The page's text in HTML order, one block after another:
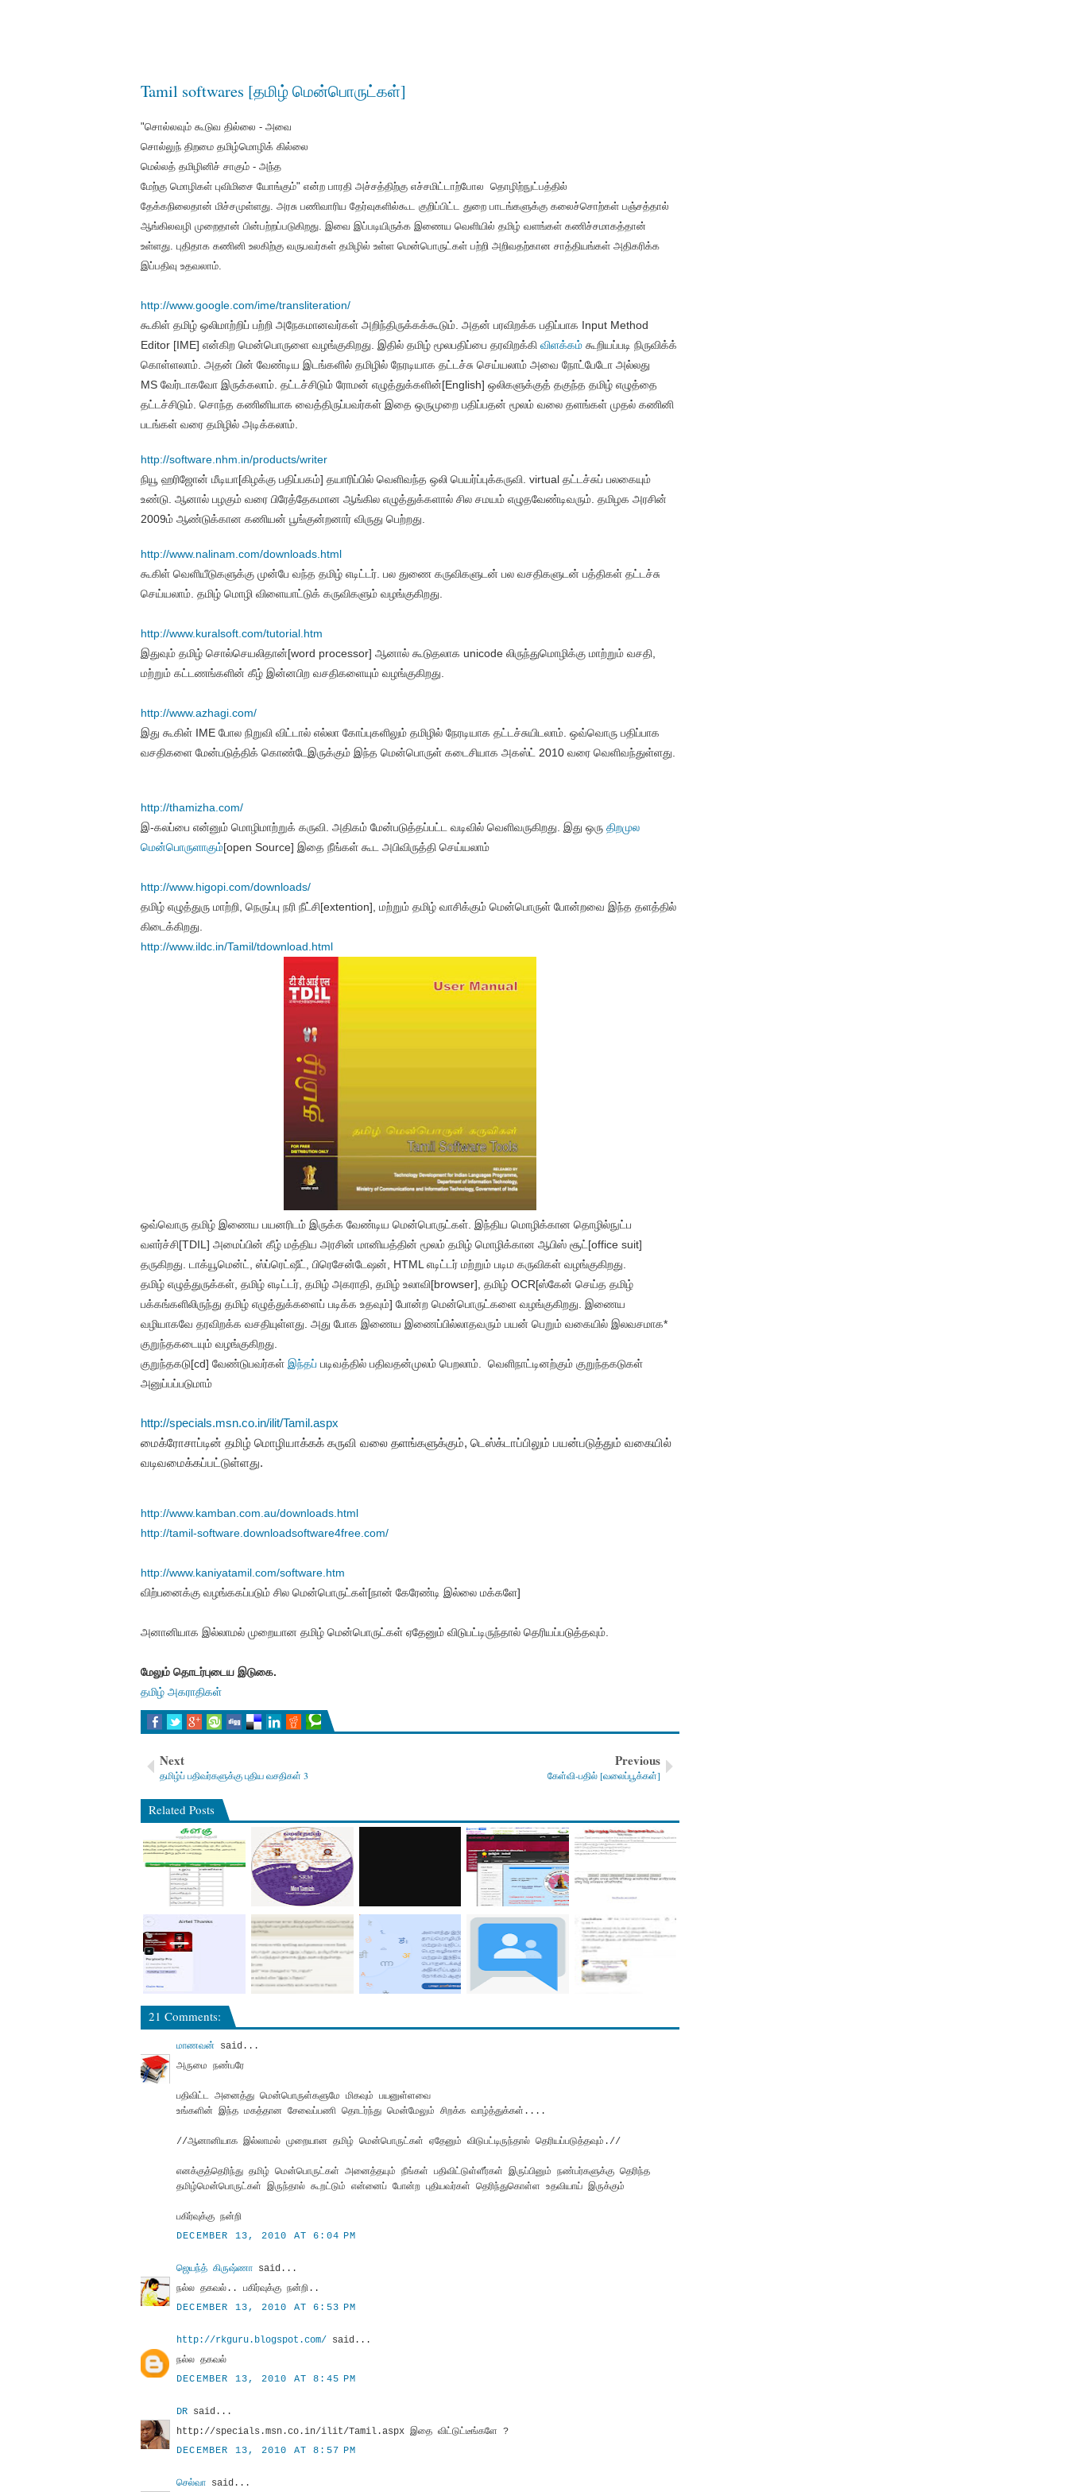
Tamil softwares [தமிழ் மென்பொருட்கள்]
"சொல்லவும் கூடுவ தில்லை - அவை
சொல்லுந் திறமை தமிழ்மொழிக் கில்லை
மெல்லத் தமிழினிச் சாகும் - அந்த
மேற்கு மொழிகள் புவிமிசை யோங்கும்" என்ற பாரதி அச்சத்திற்கு எச்சமிட்டாற்போல தொழிற்நுட்பத்தில்
தேக்கநிலைதான் மிச்சமுள்ளது. அரசு பணிவாரிய தேர்வுகளில்கூட குறிப்பிட்ட துறை பாடங்களுக்கு கலைச்சொற்கள் பஞ்சத்தால்
ஆங்கிலவழி முறைதான் பின்பற்றப்படுகிறது. இவை இப்படியிருக்க இணைய வெளியில் தமிழ் வளங்கள் கணிச்சமாகத்தான்
உள்ளது. புதிதாக கணினி உலகிற்கு வருபவர்கள் தமிழில் உள்ள மென்பொருட்கள் பற்றி அறிவதற்கான சாத்தியங்கள் அதிகரிக்க
இப்பதிவு உதவலாம்.
http://www.google.com/ime/transliteration/
கூகிள் தமிழ் ஒலிமாற்றிப் பற்றி அநேகமானவர்கள் அறிந்திருக்கக்கூடும். அதன் பரவிறக்க பதிப்பாக Input Method
Editor [IME] என்கிற மென்பொருளை வழங்குகிறது. இதில் தமிழ் மூலபதிப்பை தரவிறக்கி விளக்கம் கூறியப்படி நிருவிக்க்
கொள்ளலாம். அதன் பின் வேண்டிய இடங்களில் தமிழில் நேரடியாக தட்டச்சு செய்யலாம் அவை நோட்பேடோ அல்லது
MS வேர்டாகவோ இருக்கலாம். தட்டச்சிடும் ரோமன் எழுத்துக்களின்[English] ஒலிகளுக்குத் தகுந்த தமிழ் எழுத்தை
தட்டச்சிடும். சொந்த கணினியாக வைத்திருப்பவர்கள் இதை ஒருமுறை பதிப்பதன் மூலம் வலை தளங்கள் முதல் கணினி
படங்கள் வரை தமிழில் அடிக்கலாம்.
http://software.nhm.in/products/writer
நியூ ஹரிஜோன் மீடியா[கிழக்கு பதிப்பகம்] தயாரிப்பில் வெளிவந்த ஒலி பெயர்ப்புக்கருவி. virtual தட்டச்சுப் பலகையும்
உண்டு. ஆனால் பழகும் வரை பிரேத்தேகமான ஆங்கில எழுத்துக்களால் சில சமயம் எழுதவேண்டிவரும். தமிழக அரசின்
2009ம் ஆண்டுக்கான கணியன் பூங்குன்றனார் விருது பெற்றது.
http://www.nalinam.com/downloads.html
கூகிள் வெளியீடுகளுக்கு முன்பே வந்த தமிழ் எடிட்டர். பல துணை கருவிகளுடன் பல வசதிகளுடன் பத்திகள் தட்டச்சு
செய்யலாம். தமிழ் மொழி விளையாட்டுக் கருவிகளும் வழங்குகிறது.
http://www.kuralsoft.com/tutorial.htm
இதுவும் தமிழ் சொல்செயலிதான்[word processor] ஆனால் கூடுதலாக unicode லிருந்துமொழிக்கு மாற்றும் வசதி,
மற்றும் கட்டணங்களின் கீழ் இன்னபிற வசதிகளையும் வழங்குகிறது.
http://www.azhagi.com/
இது கூகிள் IME போல நிறுவி விட்டால் எல்லா கோப்புகளிலும் தமிழில் நேரடியாக தட்டச்சுயிடலாம். ஒவ்வொரு பதிப்பாக
வசதிகளை மேன்படுத்திக் கொண்டேஇருக்கும் இந்த மென்பொருள் கடைசியாக அகஸ்ட் 2010 வரை வெளிவந்துள்ளது.
http://thamizha.com/
இ-கலப்பை என்னும் மொழிமாற்றுக் கருவி. அதிகம் மேன்படுத்தப்பட்ட வடிவில் வெளிவருகிறது. இது ஒரு திறமுல
மென்பொருளாகும்[open Source] இதை நீங்கள் கூட அபிவிருத்தி செய்யலாம்
http://www.higopi.com/downloads/
தமிழ் எழுத்துரு மாற்றி, நெருப்பு நரி நீட்சி[extention], மற்றும் தமிழ் வாசிக்கும் மென்பொருள் போன்றவை இந்த தளத்தில்
கிடைக்கிறது.
http://www.ildc.in/Tamil/tdownload.html
ஒவ்வொரு தமிழ் இணைய பயனரிடம் இருக்க வேண்டிய மென்பொருட்கள். இந்திய மொழிக்கான தொழில்நுட்ப
வளர்ச்சி[TDIL] அமைப்பின் கீழ் மத்திய அரசின் மானியத்தின் மூலம் தமிழ் மொழிக்கான ஆபிஸ் சூட்[office suit]
தருகிறது. டாக்யூமென்ட், ஸ்ப்ரெட்ஷீட், பிரெசேன்டேஷன், HTML எடிட்டர் மற்றும் படிம கருவிகள் வழங்குகிறது.
தமிழ் எழுத்துருக்கள், தமிழ் எடிட்டர், தமிழ் அகராதி, தமிழ் உலாவி[browser], தமிழ் OCR[ஸ்கேன் செய்த தமிழ்
பக்கங்களிலிருந்து தமிழ் எழுத்துக்களைப் படிக்க உதவும்] போன்ற மென்பொருட்களை வழங்குகிறது. இணைய
வழியாகவே தரவிறக்க வசதியுள்ளது. அது போக இணைய இணைப்பில்லாதவரும் பயன் பெறும் வகையில் இலவசமாக*
குறுந்தகடையும் வழங்குகிறது.
குறுந்தகடு[cd] வேண்டுபவர்கள் இந்தப் படிவத்தில் பதிவதன்முலம் பெறலாம். வெளிநாட்டினற்கும் குறுந்தகடுகள்
அனுப்பப்படுமாம்
http://specials.msn.co.in/ilit/Tamil.aspx
மைக்ரோசாப்டின் தமிழ் மொழியாக்கக் கருவி வலை தளங்களுக்கும், டெஸ்க்டாப்பிலும் பயன்படுத்தும் வகையில்
வடிவமைக்கப்பட்டுள்ளது.
http://www.kamban.com.au/downloads.html
http://tamil-software. downloadsoftware4free.com/
http://www.kaniyatamil.com/software.htm
விற்பனைக்கு வழங்ககப்படும் சில மென்பொருட்கள்[நான் கேரேண்டி இல்லை மக்களே]
அனானியாக இல்லாமல் முறையான தமிழ் மென்பொருட்கள் ஏதேனும் விடுபட்டிருந்தால் தெரியப்படுத்தவும்.
மேலும் தொடர்புடைய இடுகை.
தமிழ் அகராதிகள்
Next
தமிழ்ப் பதிவர்களுக்கு புதிய வசதிகள் 3
Previous
கேள்வி-பதில் [வலைப்பூக்கள்]
Related Posts
21 Comments:
மாணவன் said...
அருமை நண்பரே
பதிவிட்ட அனைத்து மென்பொருள்களுமே மிகவும் பயனுள்ளவை
உங்களின் இந்த மகத்தான சேவைப்பணி தொடர்ந்து மென்மேலும் சிறக்க வாழ்த்துக்கள்....
//ஆனானியாக இல்லாமல் முறையான தமிழ் மென்பொருட்கள் ஏதேனும் விடுபட்டிருந்தால் தெரியப்படுத்தவும்.//
எனக்குத்தெரிந்து தமிழ் மென்பொருட்கள் அனைத்தயும் நீங்கள் பதிவிட்டுள்ளீர்கள் இருப்பினும் நண்பர்களுக்கு தெரிந்த
தமிழ்மென்பொருட்கள் இருந்தால் கூறட்டும் என்னைப் போன்ற புதியவர்கள் தெரிந்துகொள்ள உதவியாய் இருக்கும்
பகிர்வுக்கு நன்றி
DECEMBER 13, 2010 AT 6:04 PM
ஜெயந்த் கிருஷ்ணா said...
நல்ல தகவல்.. பகிர்வுக்கு நன்றி..
DECEMBER 13, 2010 AT 6:53 PM
http://rkguru.blogspot.com/ said...
நல்ல தகவல்
DECEMBER 13, 2010 AT 8:45 PM
DR said...
http://specials.msn.co.in/ilit/Tamil.aspx இதை விட்டுட்டீங்களே ?
DECEMBER 13, 2010 AT 8:57 PM
செல்வா said...